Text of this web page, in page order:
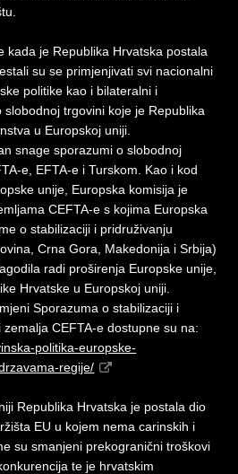
kada je Republika Hrvatska postala
su se primjenjivati svi nacionalni
politike kao i bilateralni i
trgovini koje je Republika
u Europskoj uniji.
snage sporazumi o slobodnoj
e, EFTA-e i Turskom. Kao i kod
unije, Europska komisija je
CEFTA-e s kojima Europska
o stabilizaciji i pridruživanju
Crna Gora, Makedonija i Srbija)
radi proširenja Europske unije,
Hrvatske u Europskoj uniji.
Sporazuma o stabilizaciji i
CEFTA-e dostupne su na:
politika-europske-
regije/
Republika Hrvatska je postala dio
EU u kojem nema carinskih i
su smanjeni prekogranični troškovi
te je hrvatskim